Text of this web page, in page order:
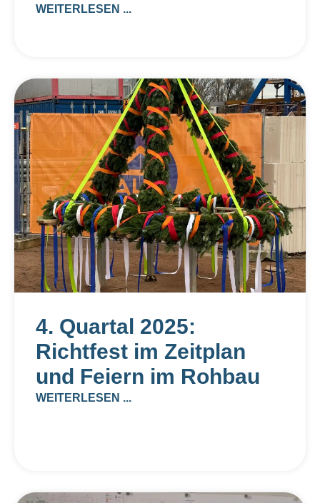
WEITERLESEN ...
4. Quartal 2025:
Richtfest im Zeitplan
und Feiern im Rohbau
WEITERLESEN ...